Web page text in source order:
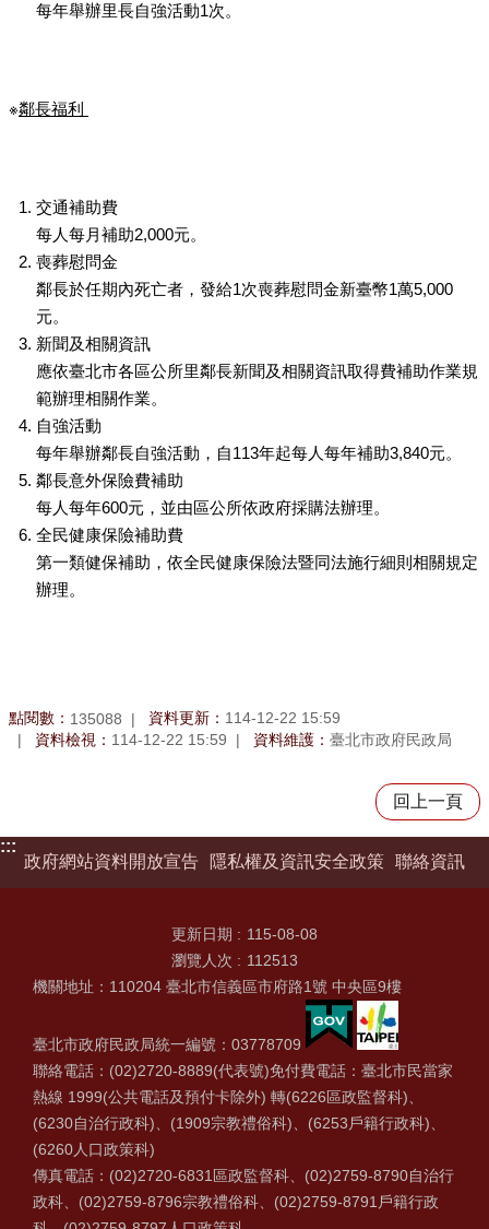
每年舉辦里長自強活動1次。
※鄰長福利
交通補助費
每人每月補助2,000元。
喪葬慰問金
鄰長於任期內死亡者，發給1次喪葬慰問金新臺幣1萬5,000
元。
新聞及相關資訊
應依臺北市各區公所里鄰長新聞及相關資訊取得費補助作業規
範辦理相關作業。
自強活動
每年舉辦鄰長自強活動，自113年起每人每年補助3,840元。
鄰長意外保險費補助
每人每年600元，並由區公所依政府採購法辦理。
全民健康保險補助費
第一類健保補助，依全民健康保險法暨同法施行細則相關規定
辦理。
點閱數： 135088 資料更新： 114-12-22 15:59
資料檢視： 114-12-22 15:59 資料維護： 臺北市政府民政局
回上一頁
:::
政府網站資料開放宣告
隱私權及資訊安全政策 聯絡資訊
更新日期
115-08-08
瀏覽人次
112513
機關地址：110204 臺北市信義區市府路1號 中央區9樓
臺北市政府民政局統一編號：03778709
聯絡電話：(02)2720-8889(代表號)免付費電話：臺北市民當家
熱線 1999(公共電話及預付卡除外) 轉(6226區政監督科)、
(6230自治行政科)、(1909宗教禮俗科)、(6253戶籍行政科)、
(6260人口政策科)
傳真電話：(02)2720-6831區政監督科、(02)2759-8790自治行
政科、(02)2759-8796宗教禮俗科、(02)2759-8791戶籍行政